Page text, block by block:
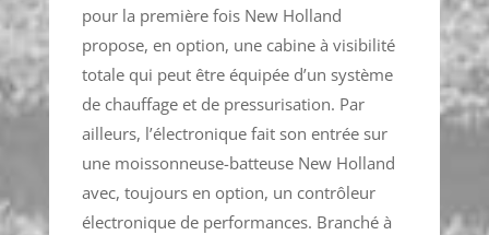
pour la première fois New Holland
propose, en option, une cabine à visibilité
totale qui peut être équipée d’un système
de chauffage et de pressurisation. Par
ailleurs, l’électronique fait son entrée sur
une moissonneuse-batteuse New Holland
avec, toujours en option, un contrôleur
électronique de performances. Branché à